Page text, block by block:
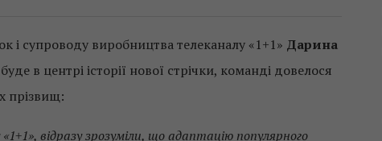
і супроводу виробництва телеканалу «1+1» Дарина
в центрі історії нової стрічки, команді довелося
прізвищ:
відразу зрозуміли, що адаптацію популярного